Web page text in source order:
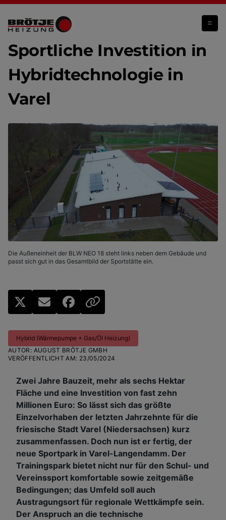
Varel setzt auf BRÖTJE Hybridtechnologie
Sportliche Investition in
Hybridtechnologie in
Varel
Die Außeneinheit der BLW NEO 18 steht links neben dem Gebäude und
passt sich gut in das Gesamtbild der Sportstätte ein.
Hybrid (Wärmepumpe + Gas/Öl Heizung)
AUTOR : AUGUST BRÖTJE GMBH
VERÖFFENTLICHT AM: 23/05/2024
Zwei Jahre Bauzeit, mehr als sechs Hektar
Fläche und eine Investition von fast zehn
Millionen Euro: So lässt sich das größte
Einzelvorhaben der letzten Jahrzehnte für die
friesische Stadt Varel (Niedersachsen) kurz
zusammenfassen. Doch nun ist er fertig, der
neue Sportpark in Varel-Langendamm. Der
Trainingspark bietet nicht nur für den Schul- und
Vereinssport komfortable sowie zeitgemäße
Bedingungen; das Umfeld soll auch
Austragungsort für regionale Wettkämpfe sein.
Der Anspruch an die technische